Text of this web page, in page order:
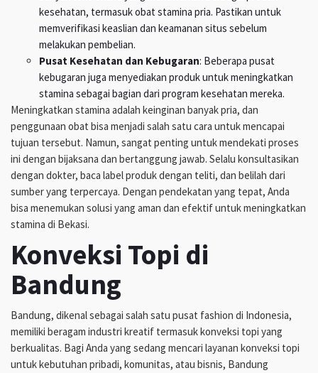
kesehatan, termasuk obat stamina pria. Pastikan untuk
memverifikasi keaslian dan keamanan situs sebelum
melakukan pembelian.
Pusat Kesehatan dan Kebugaran: Beberapa pusat
kebugaran juga menyediakan produk untuk meningkatkan
stamina sebagai bagian dari program kesehatan mereka.
Meningkatkan stamina adalah keinginan banyak pria, dan
penggunaan obat bisa menjadi salah satu cara untuk mencapai
tujuan tersebut. Namun, sangat penting untuk mendekati proses
ini dengan bijaksana dan bertanggung jawab. Selalu konsultasikan
dengan dokter, baca label produk dengan teliti, dan belilah dari
sumber yang terpercaya. Dengan pendekatan yang tepat, Anda
bisa menemukan solusi yang aman dan efektif untuk meningkatkan
stamina di Bekasi.
Konveksi Topi di
Bandung
Bandung, dikenal sebagai salah satu pusat fashion di Indonesia,
memiliki beragam industri kreatif termasuk konveksi topi yang
berkualitas. Bagi Anda yang sedang mencari layanan konveksi topi
untuk kebutuhan pribadi, komunitas, atau bisnis, Bandung